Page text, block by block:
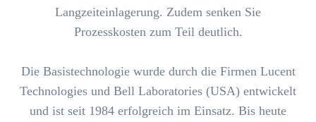
Langzeiteinlagerung. Zudem senken Sie
Prozesskosten zum Teil deutlich.
Die Basistechnologie wurde durch die Firmen Lucent
Technologies und Bell Laboratories (USA) entwickelt
und ist seit 1984 erfolgreich im Einsatz. Bis heute